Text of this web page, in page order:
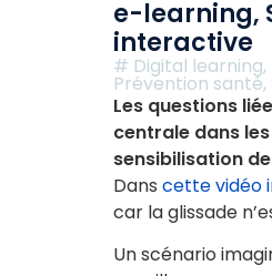
e-learning,
interactive
# Digital learning,
Prévention santé,
Les questions
centrale dans
sensibilisation
Dans cette vidéo
car la glissade
Un scénario